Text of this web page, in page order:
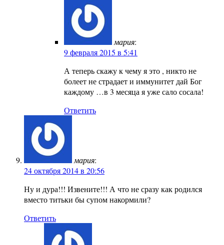
мария:
9 февраля 2015 в 5:41
А теперь скажу к чему я это , никто не
болеет не страдает и иммунитет дай Бог
каждому …в 3 месяца я уже сало сосала!
Ответить
мария:
24 октября 2014 в 20:56
Ну и дура!!! Извените!!! А что не сразу как родился
вместо титьки бы супом накормили?
Ответить